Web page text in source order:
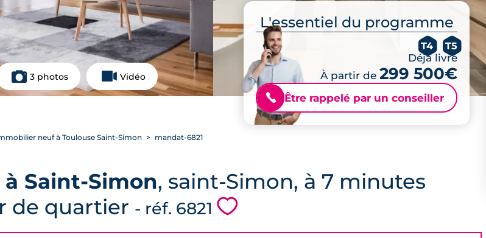
3 photos Vidéo
L'essentiel du programme
T4 T5
Déjà livré
À partir de 299 500€
📞 Être rappelé par un conseiller
neuf à Toulouse Saint-Simon mandat-6821
à Saint-Simon, saint-Simon, à 7 minutes
de quartier - réf. 6821 💗